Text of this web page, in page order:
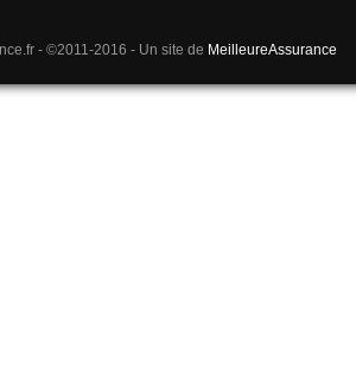
- ©2011-2016 - Un site de MeilleureAssurance